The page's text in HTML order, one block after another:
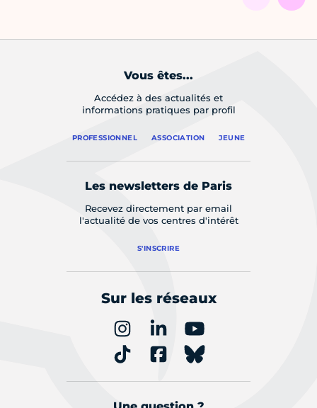
Vous êtes...
Accédez à des actualités et
informations pratiques par profil
PROFESSIONNEL ASSOCIATION JEUNE
Les newsletters de Paris
Recevez directement par email
l'actualité de vos centres d'intérêt
S'INSCRIRE
Sur les réseaux